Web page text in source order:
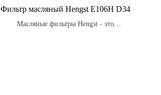
Фильтр масляный Hengst E106H D34
Масляные фильтры Hengst - это